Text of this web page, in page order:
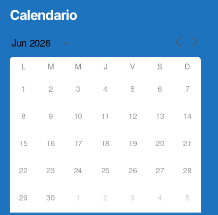
Calendario
L M M J V S D
1 2 3 4 5 6 7
8 9 10 11 12 13 14
15 16 17 18 19 20 21
22 23 24 25 26 27 28
29 30 1 2 3 4 5